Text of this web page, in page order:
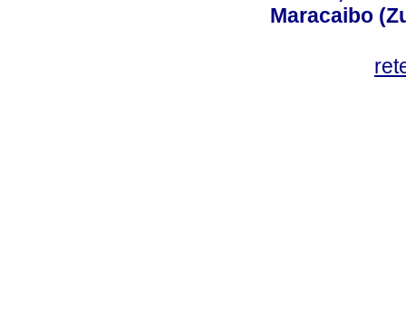
Maracaibo